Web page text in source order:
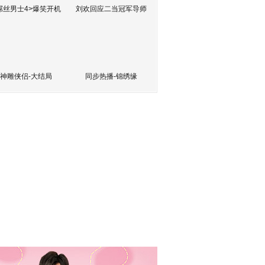
丝男士4>爆笑开机 刘欢回应二当冠军导师
神雕侠侣-大结局 同步热播-锦绣缘